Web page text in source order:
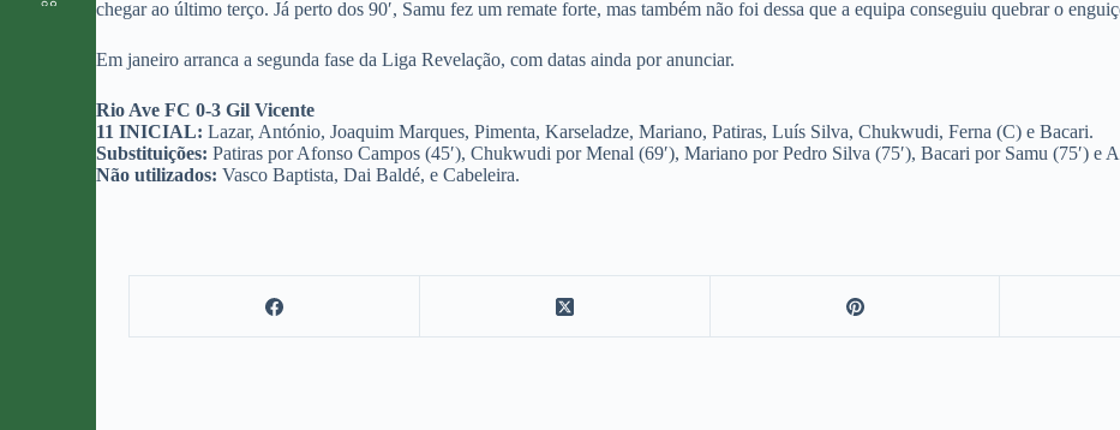
chegar ao último terço. Já perto dos 90′, Samu fez um remate forte, mas também não foi dessa que a equipa conseguiu quebrar o
Em janeiro arranca a segunda fase da Liga Revelação, com datas ainda por anunciar.
Rio Ave FC 0-3 Gil Vicente
11 INICIAL: Lazar, António, Joaquim Marques, Pimenta, Karseladze, Mariano, Patiras, Luís Silva, Chukwudi, Ferna (C) e Bacari.
Substituições: Patiras por Afonso Campos (45′), Chukwudi por Menal (69′), Mariano por Pedro Silva (75′), Bacari por Samu (75′) e
Não utilizados: Vasco Baptista, Dai Baldé, e Cabeleira.